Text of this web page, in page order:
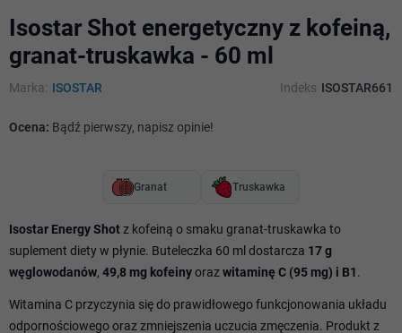
Isostar Shot energetyczny z kofeiną,
granat-truskawka - 60 ml
Marka: ISOSTAR Indeks ISOSTAR661
Ocena: Bądź pierwszy, napisz opinie!
Granat Truskawka
Isostar Energy Shotz kofeiną o smaku granat-truskawka to
suplement diety w płynie. Buteleczka 60 ml dostarcza 17 g
węglowodanów, 49,8 mg kofeinyorazwitaminę C (95 mg) i B1.
Witamina C przyczynia się do prawidłowego funkcjonowania układu
odpornościowego oraz zmniejszenia uczucia zmęczenia. Produkt z